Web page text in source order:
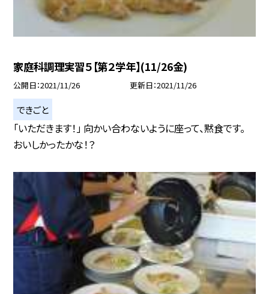
家庭科調理実習５【第２学年】(11/26金)
公開日 2021/11/26 更新日 2021/11/26
できごと
「いただきます！」 向かい合わないように座って、黙食です。
おいしかったかな！？